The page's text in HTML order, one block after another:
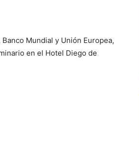
Mundial y Unión Europea,
en el Hotel Diego de